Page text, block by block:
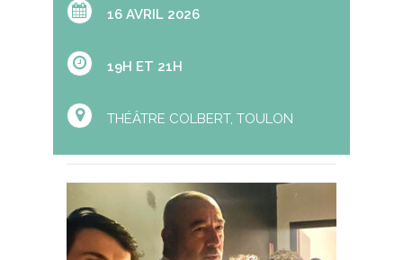
16 AVRIL 2026
19H ET 21H
THÉÂTRE COLBERT, TOULON